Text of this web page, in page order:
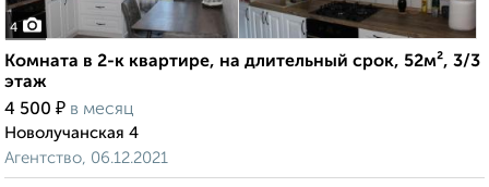
4
Комната в 2-к квартире, на длительный срок, 52м², 3/3
этаж
4 500 ₽ в месяц
Новолучанская 4
Агентство, 06.12.2021